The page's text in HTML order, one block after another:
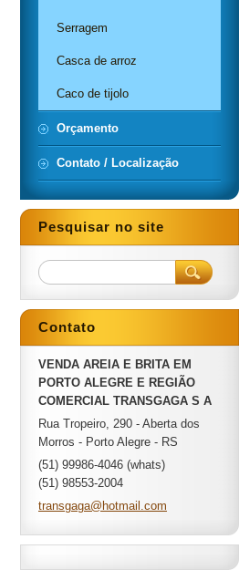
Serragem
Casca de arroz
Caco de tijolo
Orçamento
Contato / Localização
Pesquisar no site
Contato
VENDA AREIA E BRITA EM
PORTO ALEGRE E REGIÃO
COMERCIAL TRANSGAGA S A
Rua Tropeiro, 290 - Aberta dos
Morros - Porto Alegre - RS
(51) 99986-4046 (whats)
(51) 98553-2004
transgaga@hotmai l.com